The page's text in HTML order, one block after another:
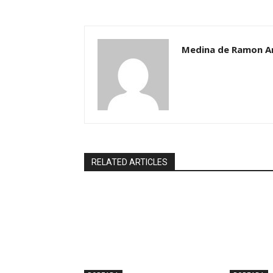
Medina de Ramon
RELATED ARTICLES